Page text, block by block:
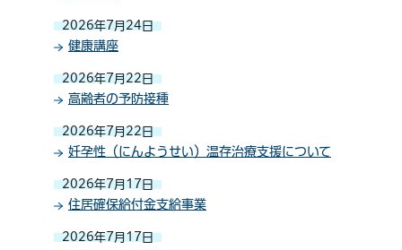
2026年7月24日
健康講座
2026年7月22日
高齢者の予防接種
2026年7月22日
妊孕性（にんようせい）温存治療支援について
2026年7月17日
住居確保給付金支給事業
2026年7月17日